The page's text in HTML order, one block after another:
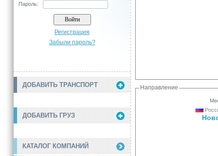
Пароль:
Регистрация
Забыли пароль?
ДОБАВИТЬ ТРАНСПОРТ
ДОБАВИТЬ ГРУЗ
КАТАЛОГ КОМПАНИЙ
Направление